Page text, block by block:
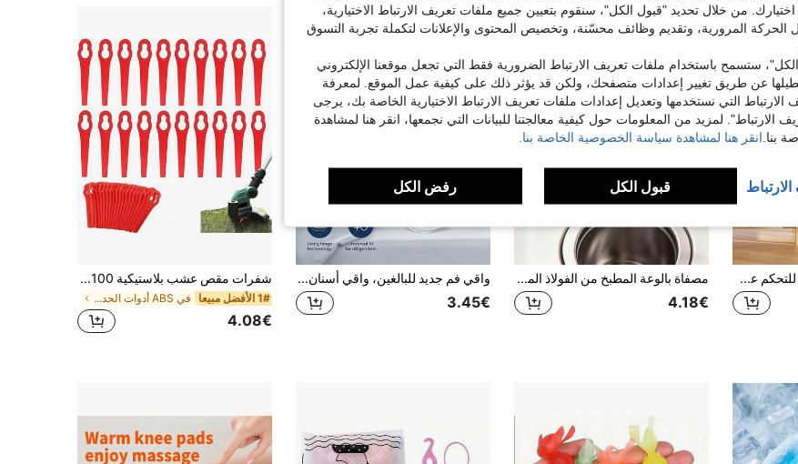
عصا سيلفي بلوتوث قابلة للتحكم عن بعد بطول 170 سم/90 سم، حامل هاتف بلوتوث، حامل ثلاثي القوائم، مناسب للتصوير والتسجيل الداخلي والخارجي، قابل للتمديد، دوران 360 درجة، مضاد للاهتزاز، قابل للطي وللحمل كحامل ثلاثي القوائم للأرض مصفاة بالوعة المطبخ من الفولاذ المقاوم للصدأ، جامع فضلات الطعام، تناسب معظم بالوعات المطبخ، مصفاة بالوعة المطبخ، مرشح بالوعة الفولاذ، مناسب لعيد الحب، الزفاف، عيد الميلاد، المطبخ، اكسسوارات المطبخ
4.18€
واقي فم جديد للبالغين، واقي أسنان من السيليكون مناسب للملاكمة والفنون القتالية المختلطة والمواي تاي، مجموعة تحسين الابتسامة الجمالية، غلي وعض للتناسب الفوري، مناسب لكرة القدم وكرة السلة واللاكروس والفنون القتالية المختلطة والملاكمة والجوجيتسو، واقي فم للبالغين والشباب
3.45€
شفرات مقص عشب بلاستيكية 100قطعة/30قطعة/10قطع، شفرات قطع عشب بلاستيكية للحديقة، أشكال ثقب المفتاح، أدوات حديقة، أدوات بستنة للحديقة
1# الأفضل مبيعا في ABS أدوات الحدائق
4.08€
من خلال تحديد "قبول الكل"، سنقوم بتعيين جميع ملفات تعريف الارتباط الاختيارية،
الحركة المرورية، وتقديم وظائف محسّنة، وتخصيص المحتوى والإعلانات لتكملة تجربة التسوق
ستسمح باستخدام ملفات تعريف الارتباط الضرورية فقط التي تجعل موقعنا الإلكتروني
عن طريق تغيير إعدادات متصفحك، ولكن قد يؤثر ذلك على كيفية عمل الموقع. لمعرفة
التي نستخدمها وتعديل إعدادات ملفات تعريف الارتباط الاختيارية الخاصة بك، يرجى
الارتباط". لمزيد من المعلومات حول كيفية معالجتنا للبيانات التي نجمعها، انقر هنا لمشاهدة
بنا. انقر هنا لمشاهدة سياسة الخصوصية الخاصة بنا.
قبول الكل رفض الكل